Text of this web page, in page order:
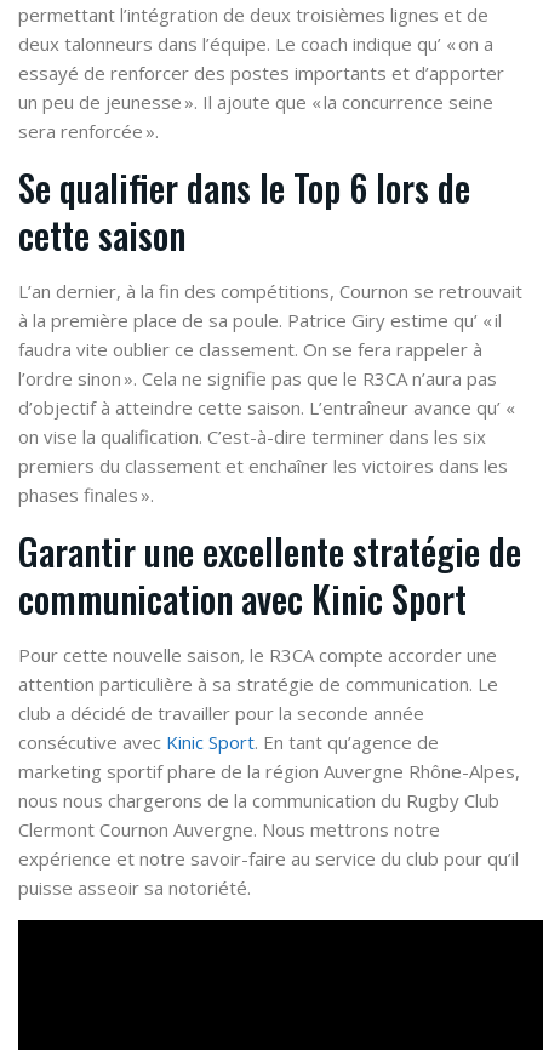
permettant l’intégration de deux troisièmes lignes et de
deux talonneurs dans l’équipe. Le coach indique qu’ « on a
essayé de renforcer des postes importants et d’apporter
un peu de jeunesse ». Il ajoute que « la concurrence seine
sera renforcée ».
Se qualifier dans le Top 6 lors de
cette saison
L’an dernier, à la fin des compétitions, Cournon se retrouvait
à la première place de sa poule. Patrice Giry estime qu’ « il
faudra vite oublier ce classement. On se fera rappeler à
l’ordre sinon ». Cela ne signifie pas que le R3CA n’aura pas
d’objectif à atteindre cette saison. L’entraîneur avance qu’ «
on vise la qualification. C’est-à-dire terminer dans les six
premiers du classement et enchaîner les victoires dans les
phases finales ».
Garantir une excellente stratégie de
communication avec Kinic Sport
Pour cette nouvelle saison, le R3CA compte accorder une
attention particulière à sa stratégie de communication. Le
club a décidé de travailler pour la seconde année
consécutive avec Kinic Sport. En tant qu’agence de
marketing sportif phare de la région Auvergne Rhône-Alpes,
nous nous chargerons de la communication du Rugby Club
Clermont Cournon Auvergne. Nous mettrons notre
expérience et notre savoir-faire au service du club pour qu’il
puisse asseoir sa notoriété.